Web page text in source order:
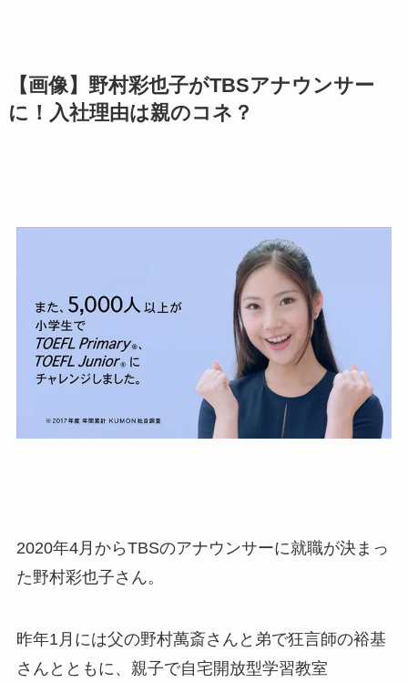
【画像】野村彩也子がTBSアナウンサー
に！入社理由は親のコネ？
2020年4月からTBSのアナウンサーに就職が決まっ
た野村彩也子さん。
昨年1月には父の野村萬斎さんと弟で狂言師の裕基
さんとともに、親子で自宅開放型学習教室